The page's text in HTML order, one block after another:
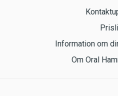
Information om
Om Oral